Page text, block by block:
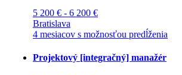
5 200 € - 6 200 €
Bratislava
4 mesiacov s možnosťou predĺženia
Projektový [integračný] manažér